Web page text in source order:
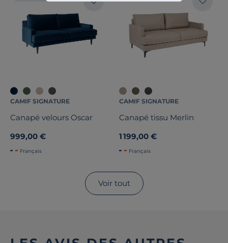
CAMIF SIGNATURE
Canapé velours Oscar
999,00 €
Français
CAMIF SIGNATURE
Canapé tissu Merlin
1 199,00 €
Français
Voir tout